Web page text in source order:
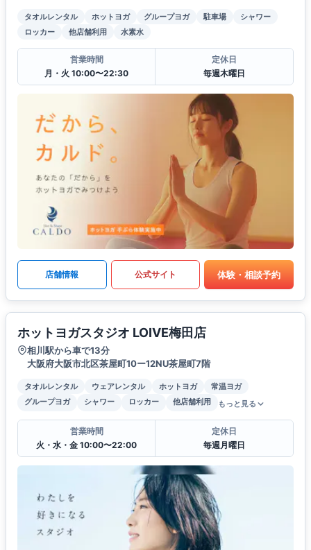
タオルレンタル ホットヨガ グループヨガ 駐車場
シャワー
ロッカー
他店舗利用 水素水
営業時間
月・火 10:00〜22:30
定休日
毎週木曜日
店舗情報 公式サイト 体験・相談予約
ホットヨガスタジオ LOIVE梅田店
相川駅から車で13分
大阪府大阪市北区茶屋町10ー12NU茶屋町7階
タオルレンタル ウェアレンタル ホットヨガ
常温ヨガ
グループヨガ
シャワー ロッカー 他店舗利用 もっと見る
営業時間
火・水・金 10:00〜22:00
定休日
毎週月曜日